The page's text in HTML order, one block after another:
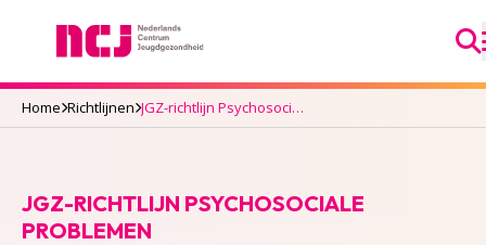
Home Richtlijnen JGZ-richtlijn Psychosociale problemen
JGZ-RICHTLIJN PSYCHOSOCIALE
PROBLEMEN